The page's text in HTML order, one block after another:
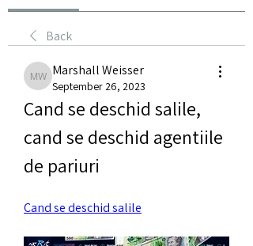
Back
Marshall Weisser
Marshall Weisser
September 26, 2023
Cand se deschid salile,
cand se deschid agentiile
de pariuri
Cand se deschid salile